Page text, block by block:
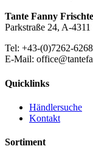
Tante Fanny
Parkstraße 24, A-
Tel: +43-(0)7262-
E-Mail:
Quicklinks
Händlersuche
Kontakt
Sortiment